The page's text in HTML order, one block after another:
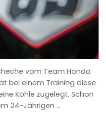
vom Team Honda
bei einem Training diese
Kohle zugelegt. Schon
24-Jährigen …